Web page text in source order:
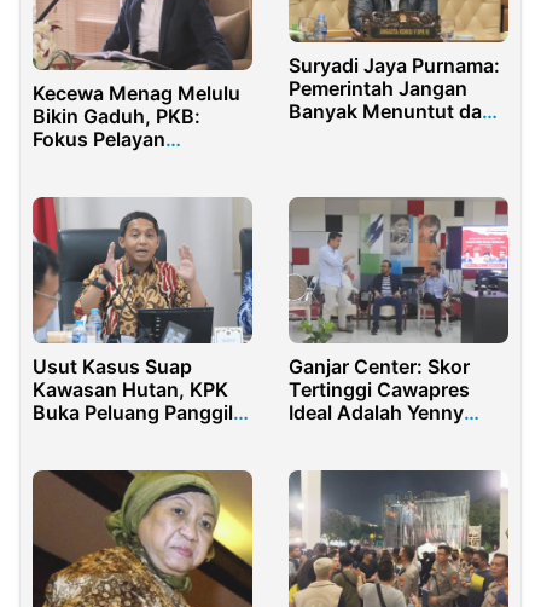
Kecewa Menag Melulu
Bikin Gaduh, PKB:
Fokus Pelayan
Suryadi Jaya Purnama:
Pemerintah Jangan
Banyak Menuntut dan
Usut Kasus Suap
Kawasan Hutan, KPK
Buka Peluang Panggil
Ganjar Center: Skor
Tertinggi Cawapres
Ideal Adalah Yenny